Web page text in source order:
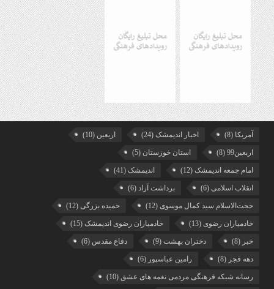
آمریکا (8) اخبار اندیمشک (24) اربعین (10)
اربعین99 (8) استان خوزستان (5)
امام جمعه اندیمشک (12) اندیمشک (41)
انقلاب اسلامی (6) برداشت آزاد (6)
حجت‌الاسلام سید کمال موسوی (12) حمیده بزرگی (12)
خادمیاران رضوی (13) خادمیاران رضوی اندیمشک (15)
خبر (8) دختران بهشت (9) دفاع مقدس (6)
دهه فجر (8) رامین عباسپور (6)
رسانه شبکه فرهنگی مردمی نغمه های عشق (10)